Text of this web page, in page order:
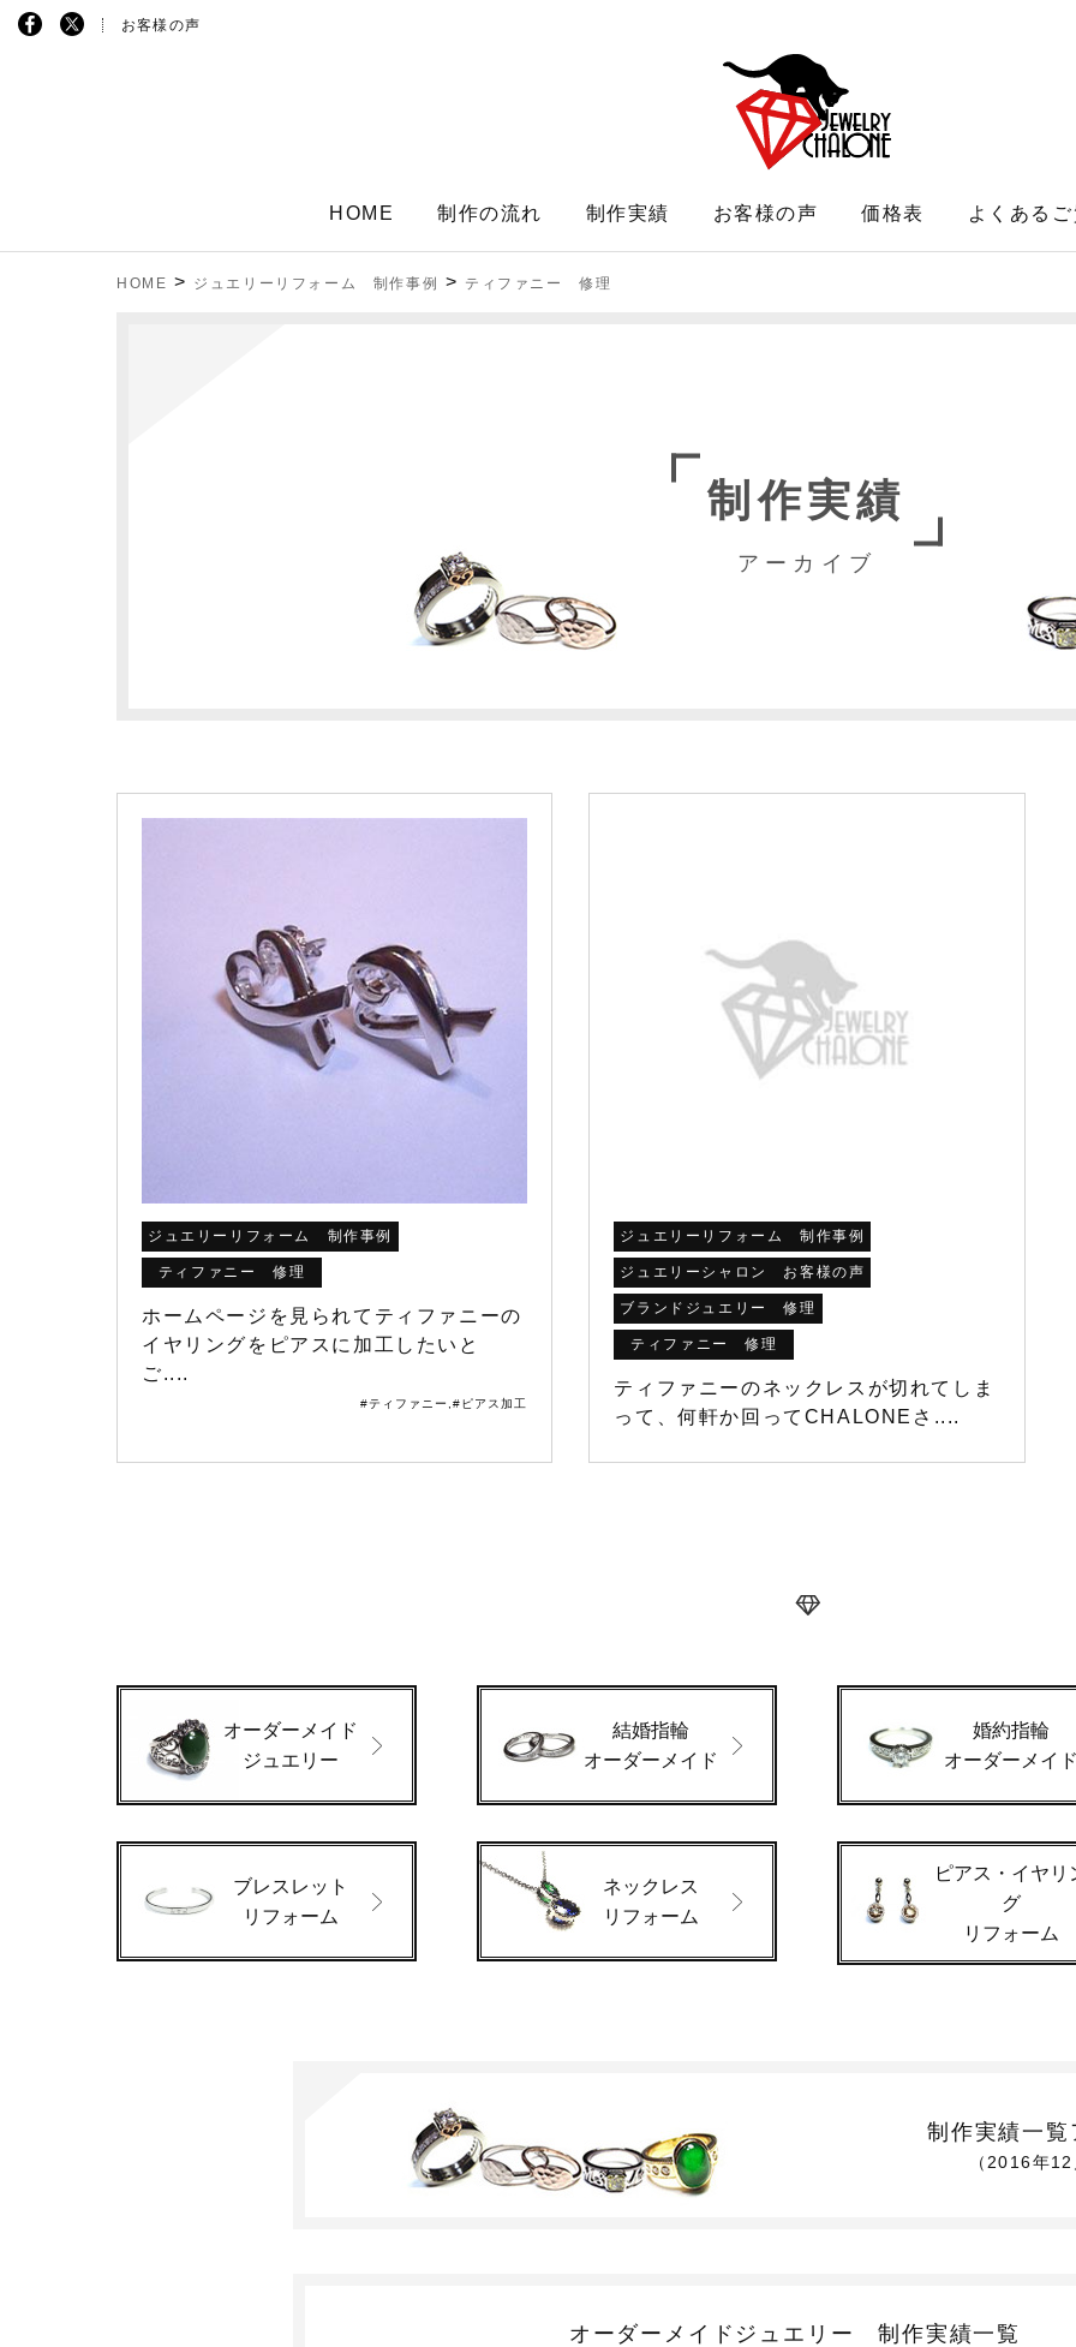
お客様の声
HOME 制作の流れ 制作実績 お客様の声 価格表 よくあるご
HOME > ジュエリーリフォーム 制作事例 > ティファニー 修理
制作実績
アーカイブ
ジュエリーリフォーム 制作事例
ティファニー 修理
ホームページを見られてティファニーの
イヤリングをピアスに加工したいと
ご....
#ティファニー ,#ピアス加工
ジュエリーリフォーム 制作事例
ジュエリーシャロン お客様の声
ブランドジュエリー 修理
ティファニー 修理
ティファニーのネックレスが切れてしま
って、何軒か回ってCHALONEさ....
オーダーメイド
ジュエリー
結婚指輪
オーダーメイド
婚約指輪
オーダーメイド
ブレスレット
リフォーム
ネックレス
リフォーム
ピアス・イヤリ
グ
リフォーム
制作実績一覧
（2016年12
オーダーメイドジュエリー制作実績一覧